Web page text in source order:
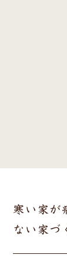
寒い家が
ない家づ